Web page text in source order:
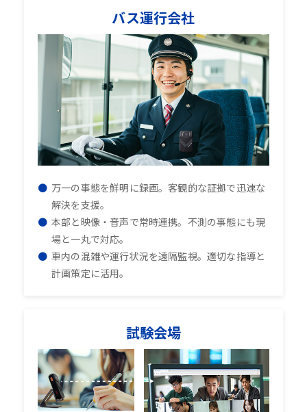
バス運行会社
万一の事態を鮮明に録画。客観的な証拠で迅速な
解決を支援。
本部と映像・音声で常時連携。不測の事態にも現
場と一丸で対応。
車内の混雑や運行状況を遠隔監視。適切な指導と
計画策定に活用。
試験会場